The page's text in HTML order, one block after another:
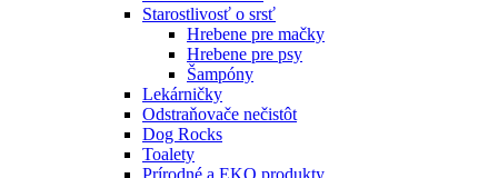
Starostlivosť o srsť
Hrebene pre mačky
Hrebene pre psy
Šampóny
Lekárničky
Odstraňovače nečistôt
Dog Rocks
Toalety
Prírodné a EKO produkty